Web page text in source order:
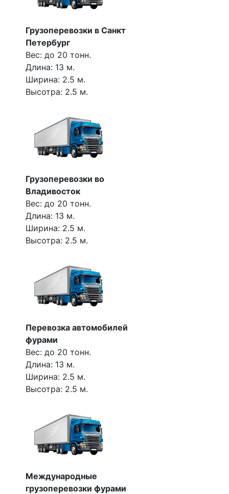
Грузоперевозки в Санкт
Петербург
Вес: до 20 тонн.
Длина: 13 м.
Ширина: 2.5 м.
Высотра: 2.5 м.
Грузоперевозки во
Владивосток
Вес: до 20 тонн.
Длина: 13 м.
Ширина: 2.5 м.
Высотра: 2.5 м.
Перевозка автомобилей
фурами
Вес: до 20 тонн.
Длина: 13 м.
Ширина: 2.5 м.
Высотра: 2.5 м.
Международные
грузоперевозки фурами